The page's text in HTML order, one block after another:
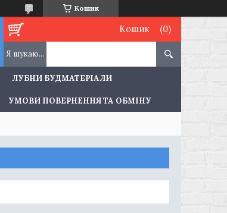
Кошик
Кошик
ЛУБНИ БУДМАТЕРІАЛИ
УМОВИ ПОВЕРНЕННЯ ТА ОБМІНУ